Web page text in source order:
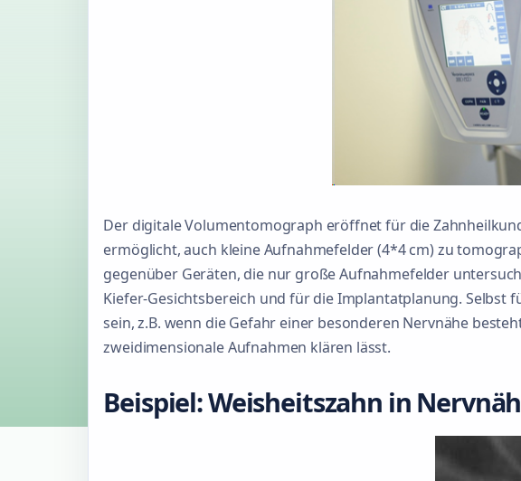
Der digitale Volumentomograph eröffnet für die
ermöglicht, auch kleine Aufnahmefelder (4*4 cm) zu
gegenüber Geräten, die nur große Aufnahmefelder
Kiefer-Gesichtsbereich und für die Implantatplanung. Selbst
sein, z.B. wenn die Gefahr einer besonderen Nervnähe
zweidimensionale Aufnahmen klären lässt.
Beispiel: Weisheitszahn in